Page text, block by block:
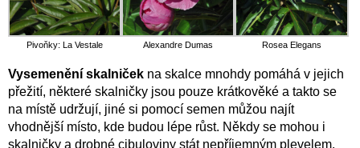
Pivoňky: La Vestale Alexandre Dumas Rosea Elegans
Vysemenění skalniček na skalce mnohdy pomáhá v jejich
přežití, některé skalničky jsou pouze krátkověké a takto se
na místě udržují, jiné si pomocí semen můžou najít
vhodnější místo, kde budou lépe růst. Někdy se mohou i
skalničky a drobné cibuloviny stát nepříjemným plevelem.